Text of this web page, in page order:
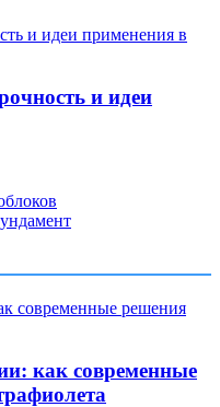
и идеи
как современные